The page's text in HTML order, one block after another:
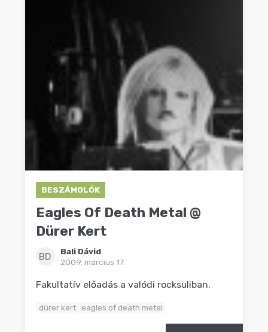
BESZÁMOLÓK
Eagles Of Death Metal @
Dürer Kert
BD
Bali Dávid
2009. március 17.
Fakultatív előadás a valódi rocksuliban.
dürer kert eagles of death metal